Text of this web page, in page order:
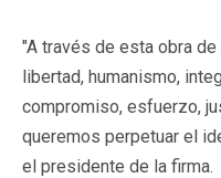
"A través de esta obra
libertad, humanismo,
compromiso, esfuerzo,
queremos perpetuar el
el presidente de la firma.